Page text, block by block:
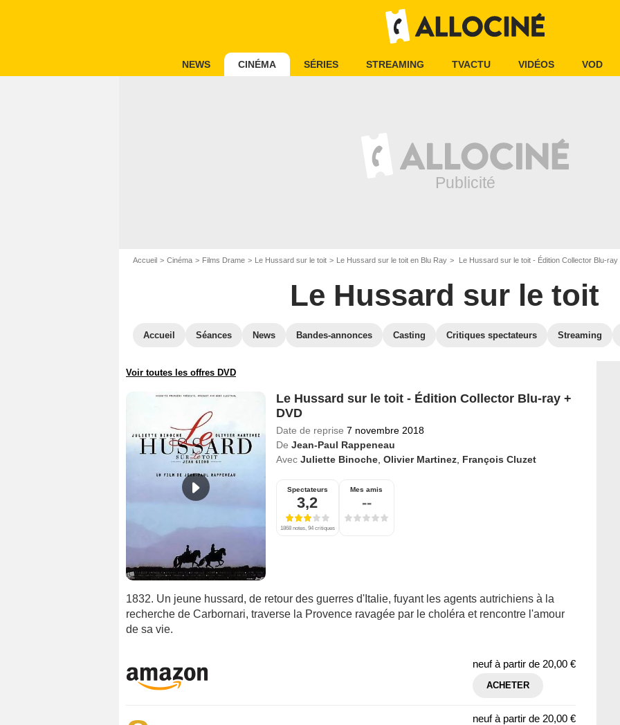
NEWS CINÉMA SÉRIES STREAMING TVACTU VIDÉOS VOD
Accueil Cinéma Films Drame Le Hussard sur le toit Le Hussard sur le toit en Blu Ray Le Hussard sur le toit - Édition Collector Blu-ray
Le Hussard sur le toit
Accueil Séances News Bandes-annonces Casting Critiques spectateurs Streaming
Voir toutes les offres DVD
Le Hussard sur le toit - Édition Collector Blu-ray +
DVD
Date de reprise 7 novembre 2018
De Jean-Paul Rappeneau
Avec Juliette Binoche, Olivier Martinez, François Cluzet
Spectateurs
3,2
1868 notes, 94 critiques
Mes amis
--
1832. Un jeune hussard, de retour des guerres d'Italie, fuyant les agents autrichiens à la
recherche de Carbornari, traverse la Provence ravagée par le choléra et rencontre l'amour
de sa vie.
neuf à partir de 20,00 €
ACHETER
neuf à partir de 20,00 €